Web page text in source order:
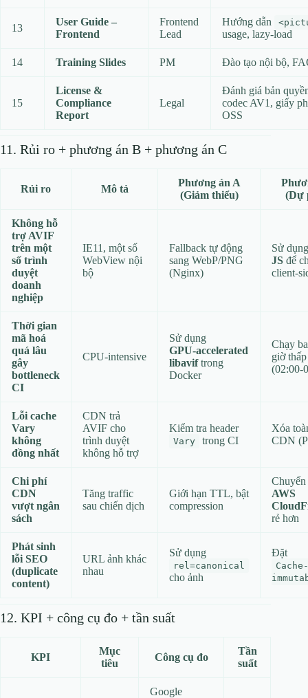
13
User Guide –
Frontend
Frontend
Lead
Hướng dẫn
usage, lazy‑load
14 Training Slides PM Đào tạo nội bộ,
15
License &
Compliance
Report
Legal
Đánh giá bản
codec AV1, giấy
OSS
11. Rủi ro + phương án B + phương án C
Rủi ro Mô tả
Phương án A
(Giảm thiểu)
(Dự
Không hỗ
trợ AVIF
trên một
số trình
duyệt
doanh
nghiệp
IE11, một số
WebView nội
bộ
Fallback tự động
sang WebP/PNG
(Nginx)
Sử
JS để
Thời gian
mã hoá
quá lâu
gây
bottleneck
CI
CPU‑intensive
Sử dụng
GPU‑accelerated
libaviftrong
Docker
Chạy
giờ
Lỗi cache
Vary
không
đồng nhất
CDN trả
AVIF cho
trình duyệt
không hỗ trợ
Kiểm tra header
Vary trong CI
Xóa
CDN
Chi phí
CDN
vượt ngân
sách
Tăng traffic
sau chiến dịch
Giới hạn TTL, bật
compression
Chuyển
AWS
rẻ hơn
Phát sinh
lỗi SEO
(duplicate
content)
URL ảnh khác
nhau
Sử dụng
rel=canonical
cho ảnh
Đặt
12. KPI + công cụ đo + tần suất
KPI
Mục
tiêu
Công cụ đo
Tần
suất
Google